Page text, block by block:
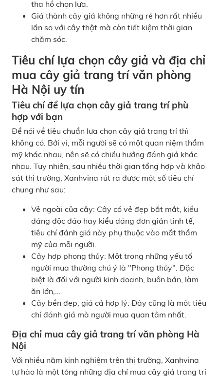
tha hồ chọn lựa.
Giá thành cây giả không những rẻ hơn rất nhiều
lần so với cây thật mà còn tiết kiệm thời gian
chăm sóc.
Tiêu chí lựa chọn cây giả và địa chỉ
mua cây giả trang trí văn phòng
Hà Nội uy tín
Tiêu chí để lựa chọn cây giả trang trí phù
hợp với bạn
Để nói về tiêu chuẩn lựa chọn cây giả trang trí thì
không có. Bởi vì, mỗi người sẽ có một quan niệm thẩm
mỹ khác nhau, nên sẽ có chiều hướng đánh giá khác
nhau. Tuy nhiên, sau nhiều thời gian tổng hợp và khảo
sát thị trường, Xanhvina rút ra được một số tiêu chí
chung như sau:
Vẻ ngoài của cây: Cây có vẻ đẹp bắt mắt, kiểu
dáng độc đáo hay kiểu dáng đơn giản tinh tế,
tiêu chí đánh giá này phụ thuộc vào mắt thẩm
mỹ của mỗi người.
Cây hợp phong thủy: Một trong những yếu tố
người mua thường chú ý là "Phong thủy". Đặc
biệt là đối với người kinh doanh, buôn bán, làm
ăn lớn,...
Cây bền đẹp, giá cả hợp lý: Đây cũng là một tiêu
chí đánh giá mà người mua quan tâm nhất.
Địa chỉ mua cây giả trang trí văn phòng Hà
Nội
Với nhiều năm kinh nghiệm trên thị trường, Xanhvina
tự hào là một tỏng những địa chỉ mua cây giả trang trí